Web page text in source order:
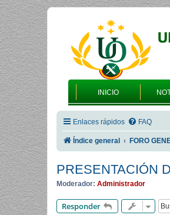
INICIO
Enlaces rápidos FAQ
Índice general FORO
PRESENTACIÓN
Moderador: Administrador
Responder